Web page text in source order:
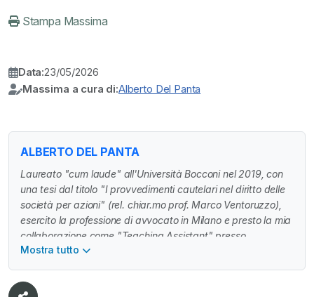
Stampa Massima
Data:23/05/2026
Massima a cura di:Alberto Del Panta
ALBERTO DEL PANTA
Laureato "cum laude" all'Università Bocconi nel 2019, con
una tesi dal titolo "I provvedimenti cautelari nel diritto delle
società per azioni" (rel. chiar.mo prof. Marco Ventoruzzo),
esercito la professione di avvocato in Milano e presto la mia
collaborazione come "Teaching Assistant" presso
l'Università Bocconi (cattedra di diritto pubblico).
Mostra tutto